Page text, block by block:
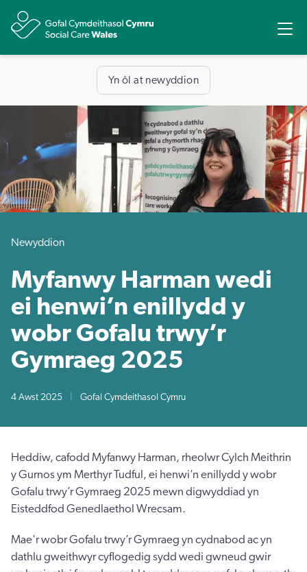
Yn ôl at newyddion
Newyddion
Myfanwy Harman wedi
ei henwi’n enillydd y
wobr Gofalu trwy’r
Gymraeg 2025
4 Awst 2025 Gofal Cymdeithasol Cymru
Heddiw, cafodd Myfanwy Harman, rheolwr Cylch Meithrin
y Gurnos ym Merthyr Tudful, ei henwi’n enillydd y wobr
Gofalu trwy’r Gymraeg 2025 mewn digwyddiad yn
Eisteddfod Genedlaethol Wrecsam.
Mae'r wobr Gofalu trwy’r Gymraeg yn cydnabod ac yn
dathlu gweithwyr cyflogedig sydd wedi gwneud gwir